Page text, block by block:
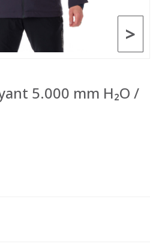
>
5.000 mm H₂O /